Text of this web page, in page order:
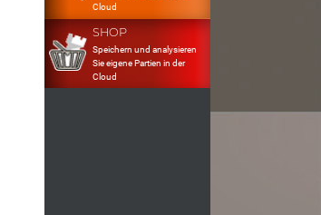
Cloud
SHOP
Speichern und analysieren
Sie eigene Partien in der
Cloud